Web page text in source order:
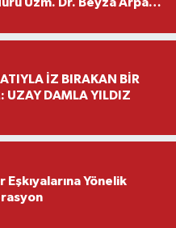
İZ BIRAKAN BİR
UZAY DAMLA YILDIZ
Eşkıyalarına Yönelik